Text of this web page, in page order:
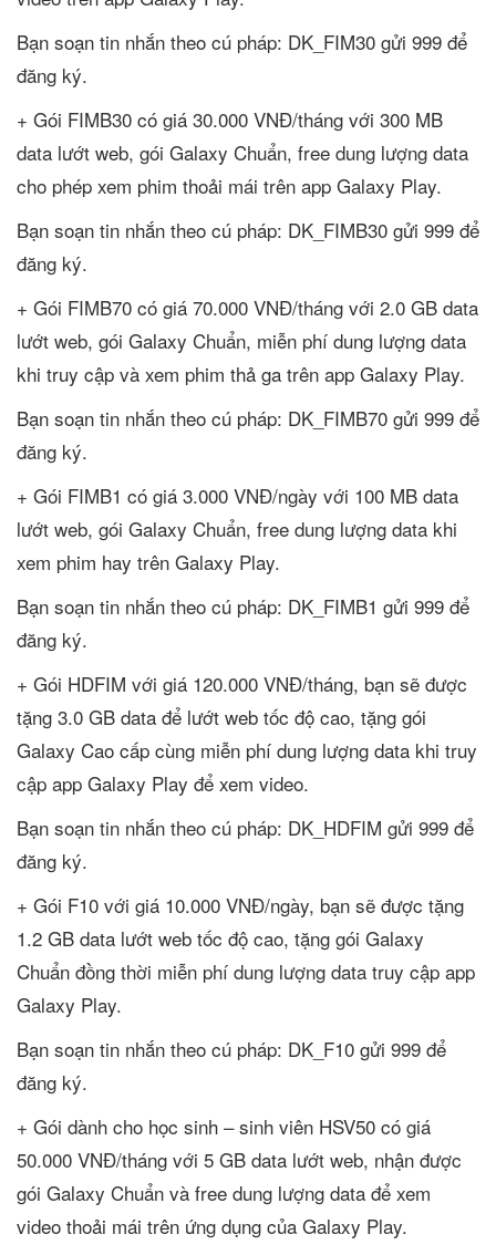
Bạn soạn tin nhắn theo cú pháp: DK_FIM30 gửi 999 để
đăng ký.
+ Gói FIMB30 có giá 30.000 VNĐ/tháng với 300 MB
data lướt web, gói Galaxy Chuẩn, free dung lượng data
cho phép xem phim thoải mái trên app Galaxy Play.
Bạn soạn tin nhắn theo cú pháp: DK_FIMB30 gửi 999 để
đăng ký.
+ Gói FIMB70 có giá 70.000 VNĐ/tháng với 2.0 GB data
lướt web, gói Galaxy Chuẩn, miễn phí dung lượng data
khi truy cập và xem phim thả ga trên app Galaxy Play.
Bạn soạn tin nhắn theo cú pháp: DK_FIMB70 gửi 999 để
đăng ký.
+ Gói FIMB1 có giá 3.000 VNĐ/ngày với 100 MB data
lướt web, gói Galaxy Chuẩn, free dung lượng data khi
xem phim hay trên Galaxy Play.
Bạn soạn tin nhắn theo cú pháp: DK_FIMB1 gửi 999 để
đăng ký.
+ Gói HDFIM với giá 120.000 VNĐ/tháng, bạn sẽ được
tặng 3.0 GB data để lướt web tốc độ cao, tặng gói
Galaxy Cao cấp cùng miễn phí dung lượng data khi truy
cập app Galaxy Play để xem video.
Bạn soạn tin nhắn theo cú pháp: DK_HDFIM gửi 999 để
đăng ký.
+ Gói F10 với giá 10.000 VNĐ/ngày, bạn sẽ được tặng
1.2 GB data lướt web tốc độ cao, tặng gói Galaxy
Chuẩn đồng thời miễn phí dung lượng data truy cập app
Galaxy Play.
Bạn soạn tin nhắn theo cú pháp: DK_F10 gửi 999 để
đăng ký.
+ Gói dành cho học sinh – sinh viên HSV50 có giá
50.000 VNĐ/tháng với 5 GB data lướt web, nhận được
gói Galaxy Chuẩn và free dung lượng data để xem
video thoải mái trên ứng dụng của Galaxy Play.